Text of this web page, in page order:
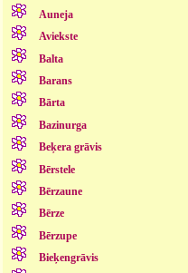
Auneja
Aviekste
Balta
Barans
Bārta
Bazinurga
Beķera grāvis
Bērstele
Bērzaune
Bērze
Bērzupe
Bieķengrāvis